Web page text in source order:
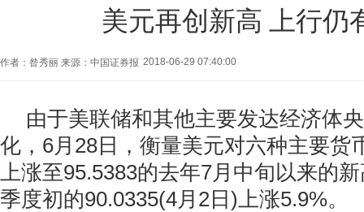
美元再创新高 上行仍
作者：昝秀丽 来源：中国证券报 2018-06-29 07:40:00
由于美联储和其他主要发达经济体
化，6月28日，衡量美元对六种主要货
上涨至95.5383的去年7月中旬以来的
季度初的90.0335(4月2日)上涨5.9%。